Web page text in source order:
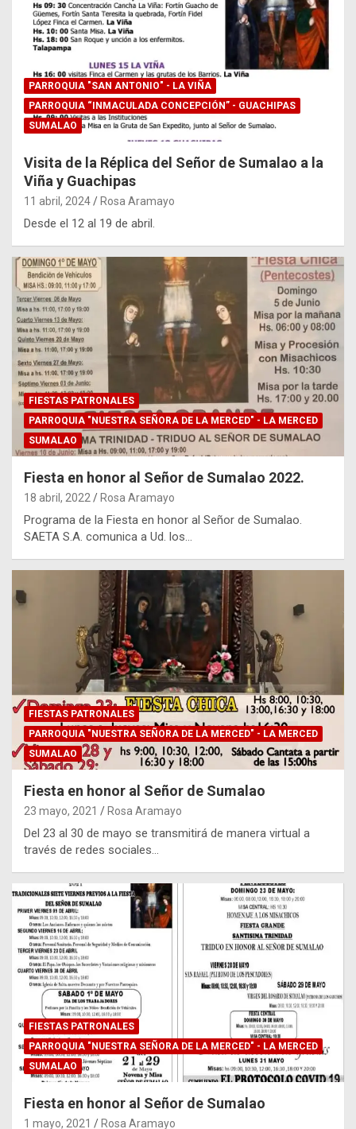
PARROQUIA "SAN ANTONIO" - LA VIÑA
PARROQUIA “INMACULADA CONCEPCIÓN” - GUACHIPAS
SUMALAO
Visita de la Réplica del Señor de Sumalao a la
Viña y Guachipas
11 abril, 2024 Rosa Aramayo
Desde el 12 al 19 de abril.
FIESTAS PATRONALES
PARROQUIA "NUESTRA SEÑORA DE LA MERCED" - LA MERCED
SUMALAO
Fiesta en honor al Señor de Sumalao 2022.
18 abril, 2022 Rosa Aramayo
Programa de la Fiesta en honor al Señor de Sumalao.
SAETA S.A. comunica a Ud. los…
FIESTAS PATRONALES
PARROQUIA "NUESTRA SEÑORA DE LA MERCED" - LA MERCED
SUMALAO
Fiesta en honor al Señor de Sumalao
23 mayo, 2021 Rosa Aramayo
Del 23 al 30 de mayo se transmitirá de manera virtual a
través de redes sociales…
FIESTAS PATRONALES
PARROQUIA "NUESTRA SEÑORA DE LA MERCED" - LA MERCED
SUMALAO
Fiesta en honor al Señor de Sumalao
1 mayo, 2021 Rosa Aramayo